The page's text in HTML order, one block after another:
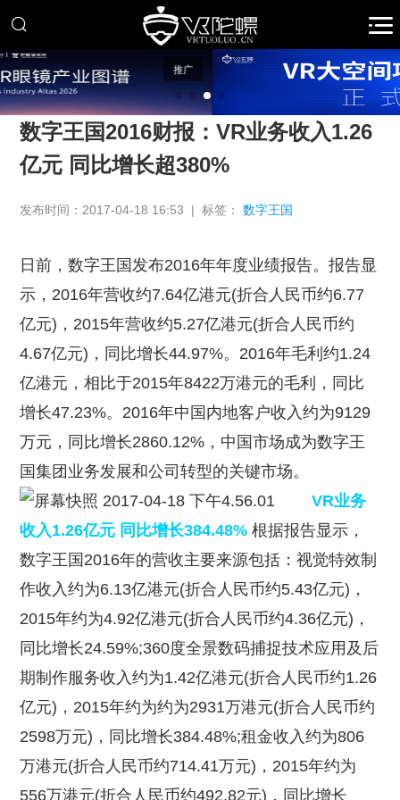
推广
数字王国2016财报：VR业务收入1.26
亿元 同比增长超380%
发布时间：2017-04-18 16:53 | 标签：数字王国
日前，数字王国发布2016年年度业绩报告。报告显
示，2016年营收约7.64亿港元(折合人民币约6.77
亿元)，2015年营收约5.27亿港元(折合人民币约
4.67亿元)，同比增长44.97%。2016年毛利约1.24
亿港元，相比于2015年8422万港元的毛利，同比
增长47.23%。2016年中国内地客户收入约为9129
万元，同比增长2860.12%，中国市场成为数字王
国集团业务发展和公司转型的关键市场。
VR业务
收入1.26亿元 同比增长384.48% 根据报告显示，
数字王国2016年的营收主要来源包括：视觉特效制
作收入约为6.13亿港元(折合人民币约5.43亿元)，
2015年约为4.92亿港元(折合人民币约4.36亿元)，
同比增长24.59%;360度全景数码捕捉技术应用及后
期制作服务收入约为1.42亿港元(折合人民币约1.26
亿元)，2015年约为约为2931万港元(折合人民币约
2598万元)，同比增长384.48%;租金收入约为806
万港元(折合人民币约714.41万元)，2015年约为
556万港元(折合人民币约492.82元)，同比增长